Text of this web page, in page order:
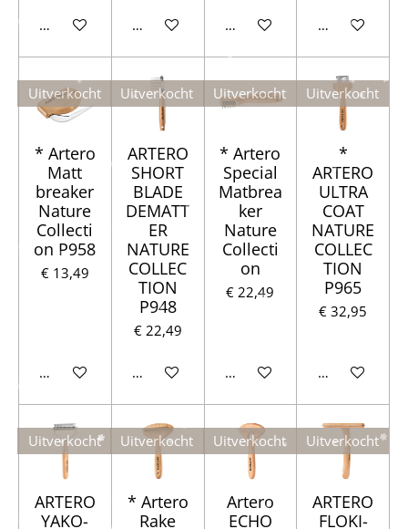
Houd mij op de hoogteHoud mij op de hoogteHoud mij op de hoogte
Houd mij op
Uitverkocht
* Artero
Matt
breaker
Nature
Collecti
on P958
€ 13,49
Houd mij op de hoogte
Uitverkocht
ARTERO
SHORT
BLADE
DEMATT
ER
NATURE
COLLEC
TION
P948
€ 22,49
Houd mij op de hoogte
Uitverkocht
* Artero
Special
Matbrea
ker
Nature
Collecti
on
€ 22,49
Houd mij op de hoogte
Uitverkocht
*
ARTERO
ULTRA
COAT
NATURE
COLLEC
TION
P965
€ 32,95
Houd mij op
Uitverkocht
ARTERO
YAKO-
Uitverkocht
* Artero
Rake
Uitverkocht
Artero
ECHO
Uitverkocht
ARTERO
FLOKI-